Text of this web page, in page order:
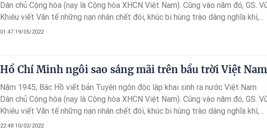
Dân chủ Cộng hòa (nay là Cộng hòa XHCN Việt Nam). Cũng vào năm đó, GS.
Khiêu viết Văn tế những nạn nhân chết đói, khúc bi hùng trào dâng nghĩa khí,
tinh thần dân tộc, chủ nghĩa nhân văn của dân tộc Việt Nam...Năm GS. Vũ
Nam"...
01:47 19/05/2022
Hồ Chí Minh ngôi sao sáng mãi trên bầu trời Việt Nam
Năm 1945, Bác Hồ viết bản Tuyên ngôn độc lập khai sinh ra nước Việt Nam
Dân chủ Cộng hòa (nay là Cộng hòa XHCN Việt Nam). Cũng vào năm đó, GS.
Khiêu viết Văn tế những nạn nhân chết đói, khúc bi hùng trào dâng nghĩa khí,
tinh thần dân tộc, chủ nghĩa nhân văn của dân tộc Việt Nam...Năm GS. Vũ
22:48 10/02/2022